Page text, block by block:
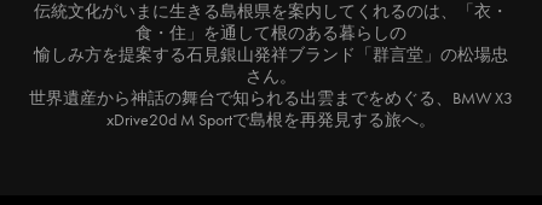
伝統文化がいまに生きる島根県を案内してくれるのは、「衣・
食・住」を通して根のある暮らしの
愉しみ方を提案する石見銀山発祥ブランド「群言堂」の松場忠
さん。
世界遺産から神話の舞台で知られる出雲までをめぐる、BMW X3
xDrive20d M Sportで島根を再発見する旅へ。